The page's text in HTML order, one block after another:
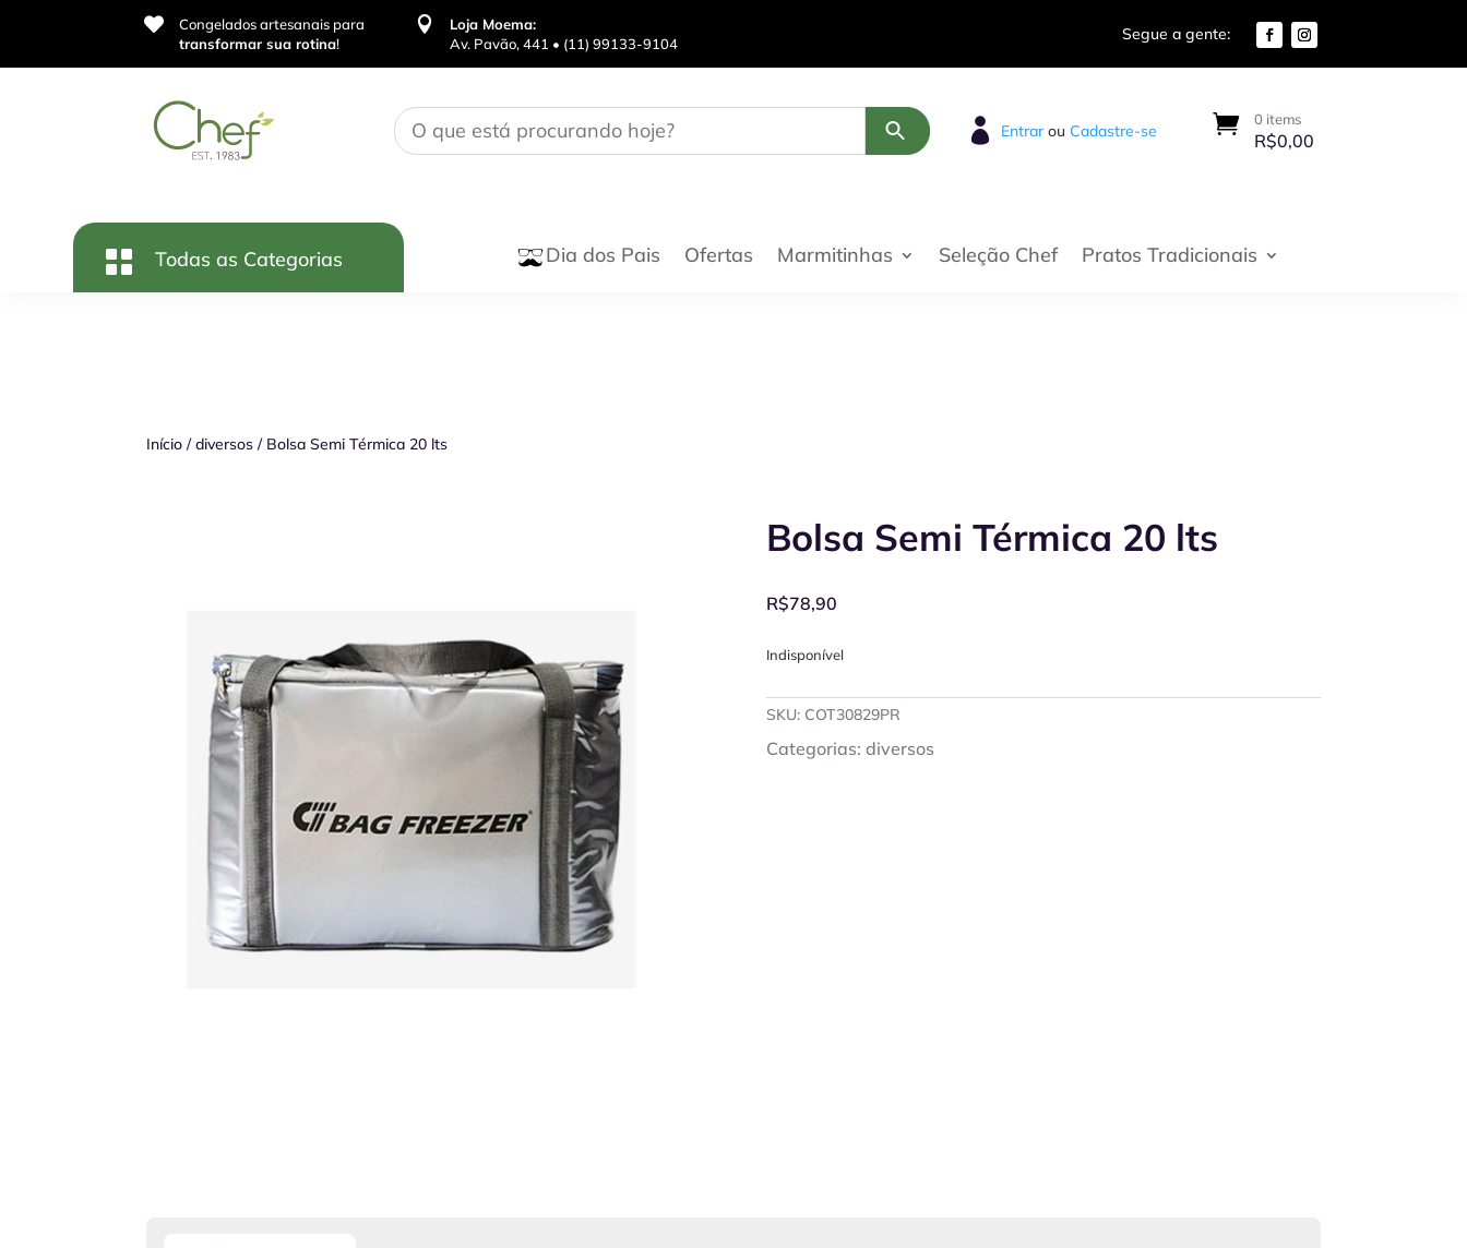

Congelados artesanais para
transformar sua rotina!

Loja Moema:
Av. Pavão, 441 • (11) 99133-9104
 Entrar ouCadastre-se
0 items
R$0,00
Dia dos Pais Ofertas Marmitinhas Seleção Chef Pratos Tradicionais
Início /diversos / Bolsa Semi Térmica 20 lts
Bolsa Semi Térmica 20 lts
R$78,90
Indisponível
SKU: COT30829PR
Categorias: diversos